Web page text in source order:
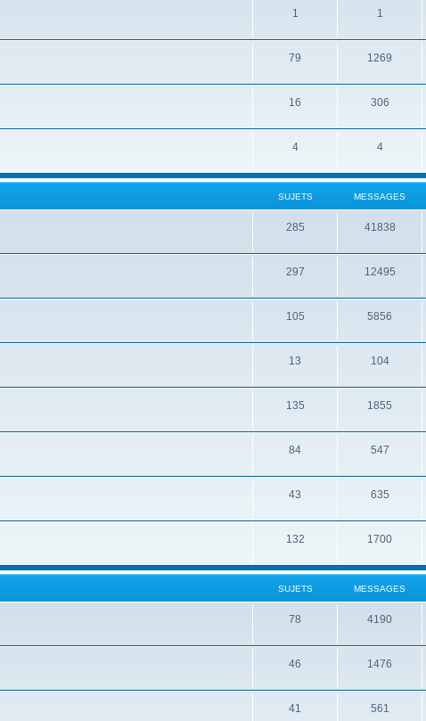
1 1
79 1269
16 306
4 4
SUJETS MESSAGES
285 41838
297 12495
105 5856
13 104
135 1855
84 547
43 635
132 1700
SUJETS MESSAGES
78 4190
46 1476
41 561